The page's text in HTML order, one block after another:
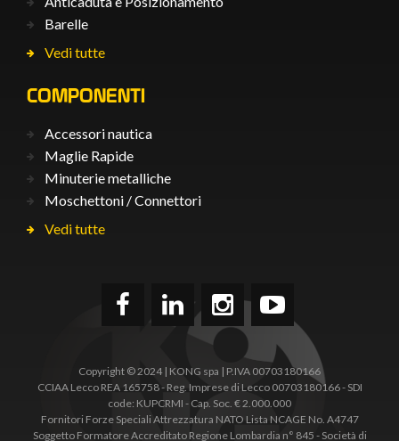
Barelle
Vedi tutte
COMPONENTI
Accessori nautica
Maglie Rapide
Minuterie metalliche
Moschettoni / Connettori
Vedi tutte
Copyright © 2024 | KONG spa | P.IVA 00703180166
CCIAA Lecco REA 165758 - Reg. Imprese di Lecco 00703180166 - SDI
code: KUPCRMI - Cap. Soc. € 2.000.000
Fornitori Forze Speciali Attrezzatura NATO Lista NCAGE No. A4747
Soggetto Formatore Accreditato Regione Lombardia n° 845 - Società di